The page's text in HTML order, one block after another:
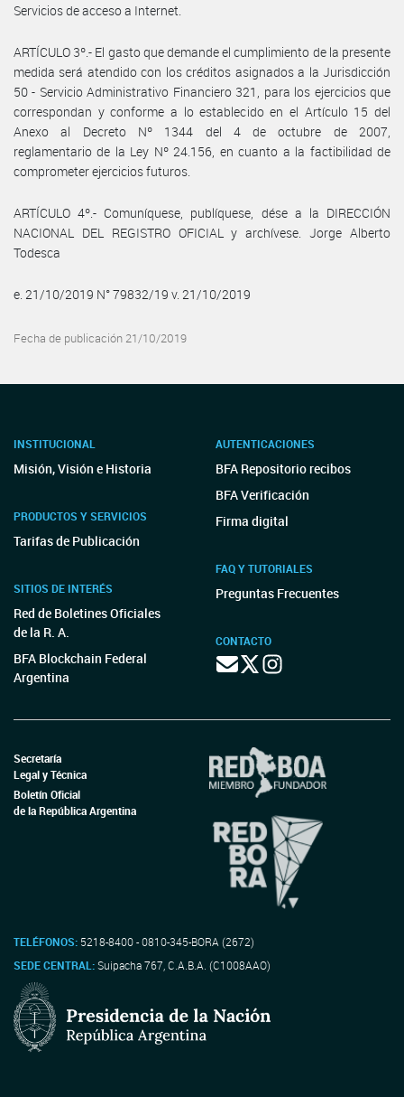
Servicios de acceso a Internet.
ARTÍCULO 3º.- El gasto que demande el cumplimiento de la presente
medida será atendido con los créditos asignados a la Jurisdicción
50 - Servicio Administrativo Financiero 321, para los ejercicios que
correspondan y conforme a lo establecido en el Artículo 15 del
Anexo al Decreto Nº 1344 del 4 de octubre de 2007,
reglamentario de la Ley Nº 24.156, en cuanto a la factibilidad de
comprometer ejercicios futuros.
ARTÍCULO 4º.- Comuníquese, publíquese, dése a la DIRECCIÓN
NACIONAL DEL REGISTRO OFICIAL y archívese. Jorge Alberto
Todesca
e. 21/10/2019 N° 79832/19 v. 21/10/2019
Fecha de publicación 21/10/2019
INSTITUCIONAL
Misión, Visión e Historia
PRODUCTOS Y SERVICIOS
Tarifas de Publicación
SITIOS DE INTERÉS
Red de Boletines Oficiales
de la R. A.
BFA Blockchain Federal
Argentina
AUTENTICACIONES
BFA Repositorio recibos
BFA Verificación
Firma digital
FAQ Y TUTORIALES
Preguntas Frecuentes
CONTACTO
Secretaría
Legal y Técnica
Boletín Oficial
de la República Argentina
TELÉFONOS: 5218-8400 - 0810-345-BORA (2672)
SEDE CENTRAL:Suipacha 767, C.A.B.A. (C1008AAO)